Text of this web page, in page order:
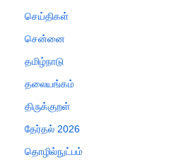
செய்திகள்
சென்னை
தமிழ்நாடு
தலையங்கம்
திருக்குறள்
தேர்தல் 2026
தொழில்நுட்பம்